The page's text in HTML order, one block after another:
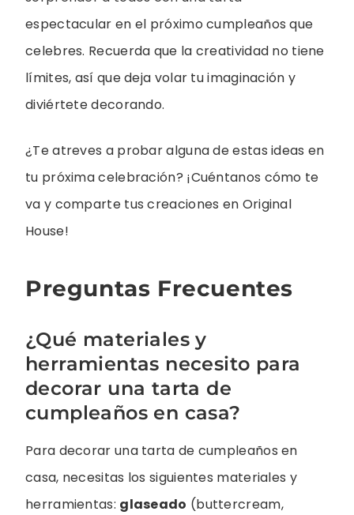
espectacular en el próximo cumpleaños que
celebres. Recuerda que la creatividad no tiene
límites, así que deja volar tu imaginación y
diviértete decorando.
¿Te atreves a probar alguna de estas ideas en
tu próxima celebración? ¡Cuéntanos cómo te
va y comparte tus creaciones en Original
House!
Preguntas Frecuentes
¿Qué materiales y
herramientas necesito para
decorar una tarta de
cumpleaños en casa?
Para decorar una tarta de cumpleaños en
casa, necesitas los siguientes materiales y
herramientas: glaseado (buttercream,